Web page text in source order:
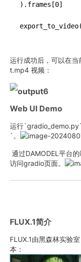
).frames[0]
运行成功后，可以在
t.mp4 视频：
Web UI Demo
运行
`。
通过DAMODEL平台
访问gradio页面。
FLUX.1简介
FLUX.1由黑森林实验室
本：